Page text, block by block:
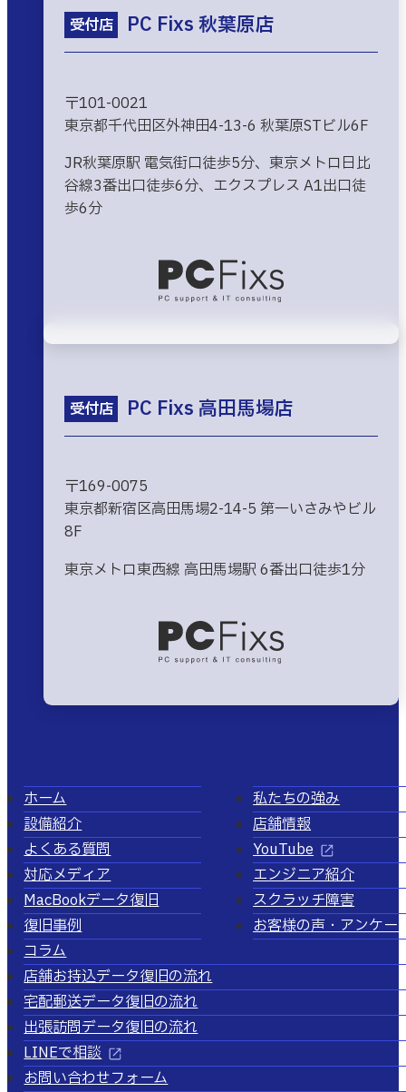
受付店 PC Fixs 秋葉原店
〒101-0021
東京都千代田区外神田4-13-6 秋葉原STビル6F
JR秋葉原駅 電気街口徒歩5分、東京メトロ日比
谷線3番出口徒歩6分、エクスプレス A1出口徒
歩6分
受付店 PC Fixs 高田馬場店
〒169-0075
東京都新宿区高田馬場2-14-5 第一いさみやビル
8F
東京メトロ東西線 高田馬場駅 6番出口徒歩1分
ホーム
私たちの強み
設備紹介
店舗情報
よくある質問
YouTube
対応メディア
エンジニア紹介
MacBookデータ復旧
スクラッチ障害
復旧事例
お客様の声・アンケー
コラム
店舗お持込データ復旧の流れ
宅配郵送データ復旧の流れ
出張訪問データ復旧の流れ
LINEで相談
お問い合わせフォーム